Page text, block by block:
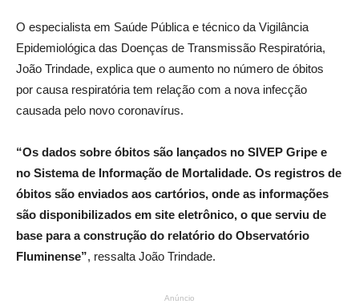
O especialista em Saúde Pública e técnico da Vigilância
Epidemiológica das Doenças de Transmissão Respiratória,
João Trindade, explica que o aumento no número de óbitos
por causa respiratória tem relação com a nova infecção
causada pelo novo coronavírus.
“Os dados sobre óbitos são lançados no SIVEP Gripe e
no Sistema de Informação de Mortalidade. Os registros de
óbitos são enviados aos cartórios, onde as informações
são disponibilizados em site eletrônico, o que serviu de
base para a construção do relatório do Observatório
Fluminense”, ressalta João Trindade.
Anúncio